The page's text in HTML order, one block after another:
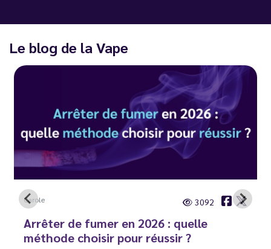
Le blog de la Vape
Carole 3092
Arrêter de fumer en 2026 : quelle
méthode choisir pour réussir ?